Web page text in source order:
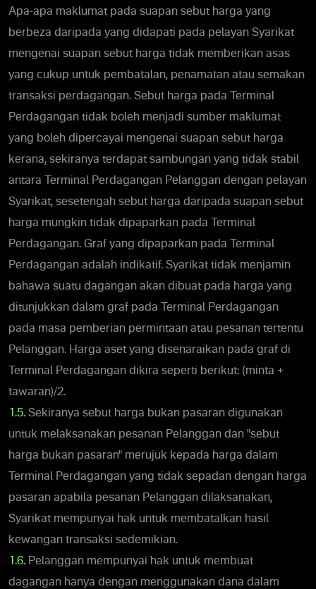
Apa-apa maklumat pada suapan sebut harga yang
berbeza daripada yang didapati pada pelayan Syarikat
mengenai suapan sebut harga tidak memberikan asas
yang cukup untuk pembatalan, penamatan atau semakan
transaksi perdagangan. Sebut harga pada Terminal
Perdagangan tidak boleh menjadi sumber maklumat
yang boleh dipercayai mengenai suapan sebut harga
kerana, sekiranya terdapat sambungan yang tidak stabil
antara Terminal Perdagangan Pelanggan dengan pelayan
Syarikat, sesetengah sebut harga daripada suapan sebut
harga mungkin tidak dipaparkan pada Terminal
Perdagangan. Graf yang dipaparkan pada Terminal
Perdagangan adalah indikatif. Syarikat tidak menjamin
bahawa suatu dagangan akan dibuat pada harga yang
ditunjukkan dalam graf pada Terminal Perdagangan
pada masa pemberian permintaan atau pesanan tertentu
Pelanggan. Harga aset yang disenaraikan pada graf di
Terminal Perdagangan dikira seperti berikut: (minta +
tawaran)/2.
1.5. Sekiranya sebut harga bukan pasaran digunakan
untuk melaksanakan pesanan Pelanggan dan "sebut
harga bukan pasaran" merujuk kepada harga dalam
Terminal Perdagangan yang tidak sepadan dengan harga
pasaran apabila pesanan Pelanggan dilaksanakan,
Syarikat mempunyai hak untuk membatalkan hasil
kewangan transaksi sedemikian.
1.6. Pelanggan mempunyai hak untuk membuat
dagangan hanya dengan menggunakan dana dalam